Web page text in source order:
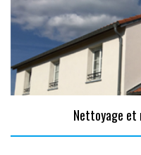
Nettoyage et